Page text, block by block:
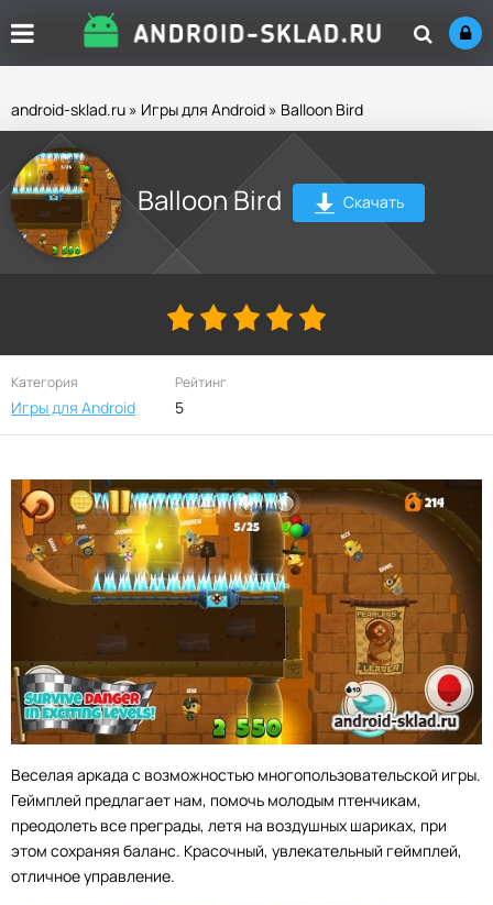
android-sklad.ru » Игры для Android » Balloon Bird
Balloon Bird Скачать
Категория
Игры для Android
Рейтинг
5
Веселая аркада с возможностью многопользовательской игры.
Геймплей предлагает нам, помочь молодым птенчикам,
преодолеть все преграды, летя на воздушных шариках, при
этом сохраняя баланс. Красочный, увлекательный геймплей,
отличное управление.